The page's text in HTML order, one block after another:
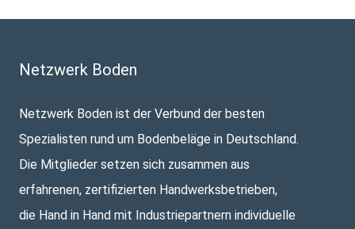
Netzwerk Boden
Netzwerk Boden ist der Verbund der besten
Spezialisten rund um Bodenbeläge in Deutschland.
Die Mitglieder setzen sich zusammen aus
erfahrenen, zertifizierten Handwerksbetrieben,
die Hand in Hand mit Industriepartnern individuelle